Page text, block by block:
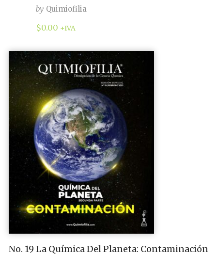
by Quimiofilia
$0.00 +IVA
No. 19 La Química Del Planeta: Contaminación